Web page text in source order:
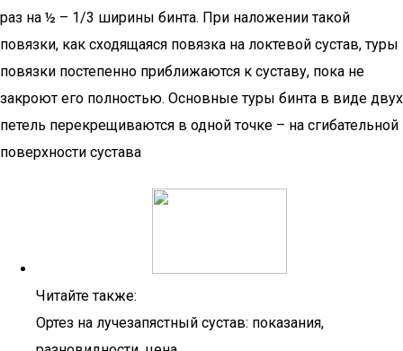
раз на ½ – 1/3 ширины бинта. При наложении такой
повязки, как сходящаяся повязка на локтевой сустав, туры
повязки постепенно приближаются к суставу, пока не
закроют его полностью. Основные туры бинта в виде двух
петель перекрещиваются в одной точке – на сгибательной
поверхности сустава
Читайте также:
Ортез на лучезапястный сустав: показания,